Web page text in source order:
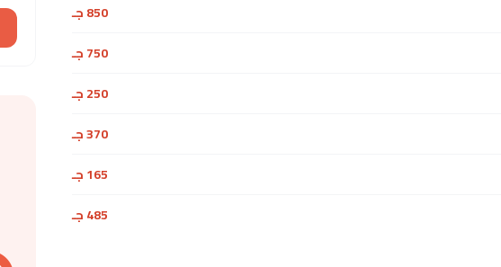
850 جـ
750 جـ
250 جـ
370 جـ
165 جـ
485 جـ